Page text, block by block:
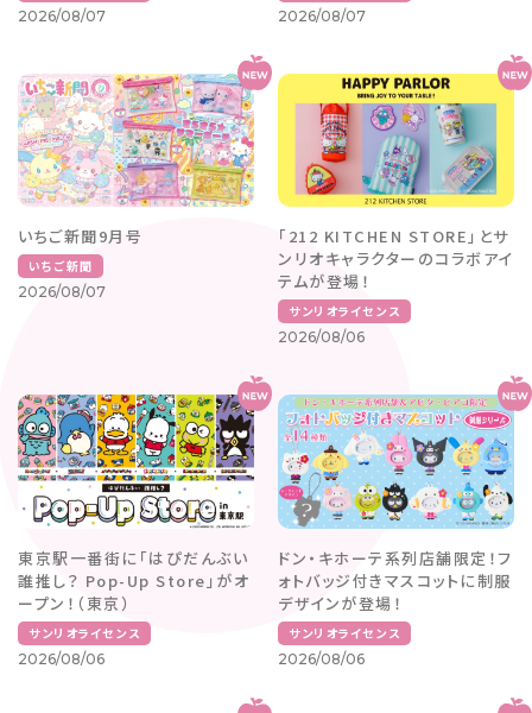
2026/08/07
2026/08/07
いちご新聞9月号
いちご新聞
2026/08/07
「212 KITCHEN STORE」とサ
ンリオキャラクターのコラボアイ
テムが登場！
サンリオライセンス
2026/08/06
東京駅一番街に「はぴだんぶい
誰推し？ Pop-Up Store」がオ
ープン！（東京）
サンリオライセンス
2026/08/06
ドン・キホーテ系列店舗限定！フ
ォトバッジ付きマスコットに制服
デザインが登場！
サンリオライセンス
2026/08/06